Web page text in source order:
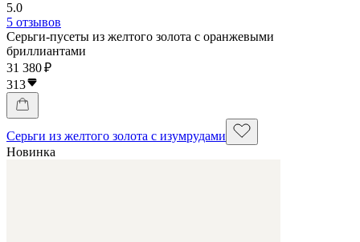
5.0
5 отзывов
Серьги-пусеты из желтого золота с оранжевыми
бриллиантами
31 380 ₽
313
Серьги из желтого золота с изумрудами
Новинка